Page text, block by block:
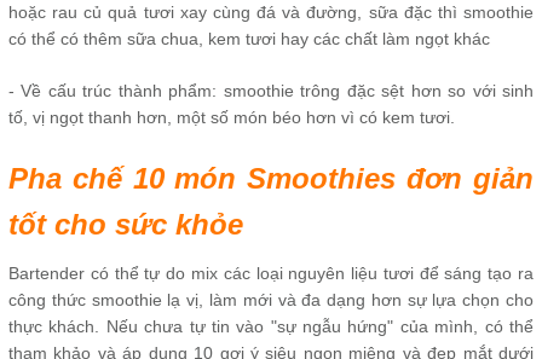
hoặc rau củ quả tươi xay cùng đá và đường, sữa đặc thì smoothie
có thể có thêm sữa chua, kem tươi hay các chất làm ngọt khác
- Về cấu trúc thành phẩm: smoothie trông đặc sệt hơn so với sinh
tố, vị ngọt thanh hơn, một số món béo hơn vì có kem tươi.
Pha chế 10 món Smoothies đơn giản
tốt cho sức khỏe
Bartender có thể tự do mix các loại nguyên liệu tươi để sáng tạo ra
công thức smoothie lạ vị, làm mới và đa dạng hơn sự lựa chọn cho
thực khách. Nếu chưa tự tin vào "sự ngẫu hứng" của mình, có thể
tham khảo và áp dụng 10 gợi ý siêu ngon miệng và đẹp mắt dưới